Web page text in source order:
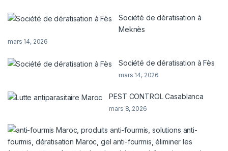
Société de dératisation à
Meknès
mars 14, 2026
Société de dératisation à Fès
mars 14, 2026
PEST CONTROL Casablanca
mars 8, 2026